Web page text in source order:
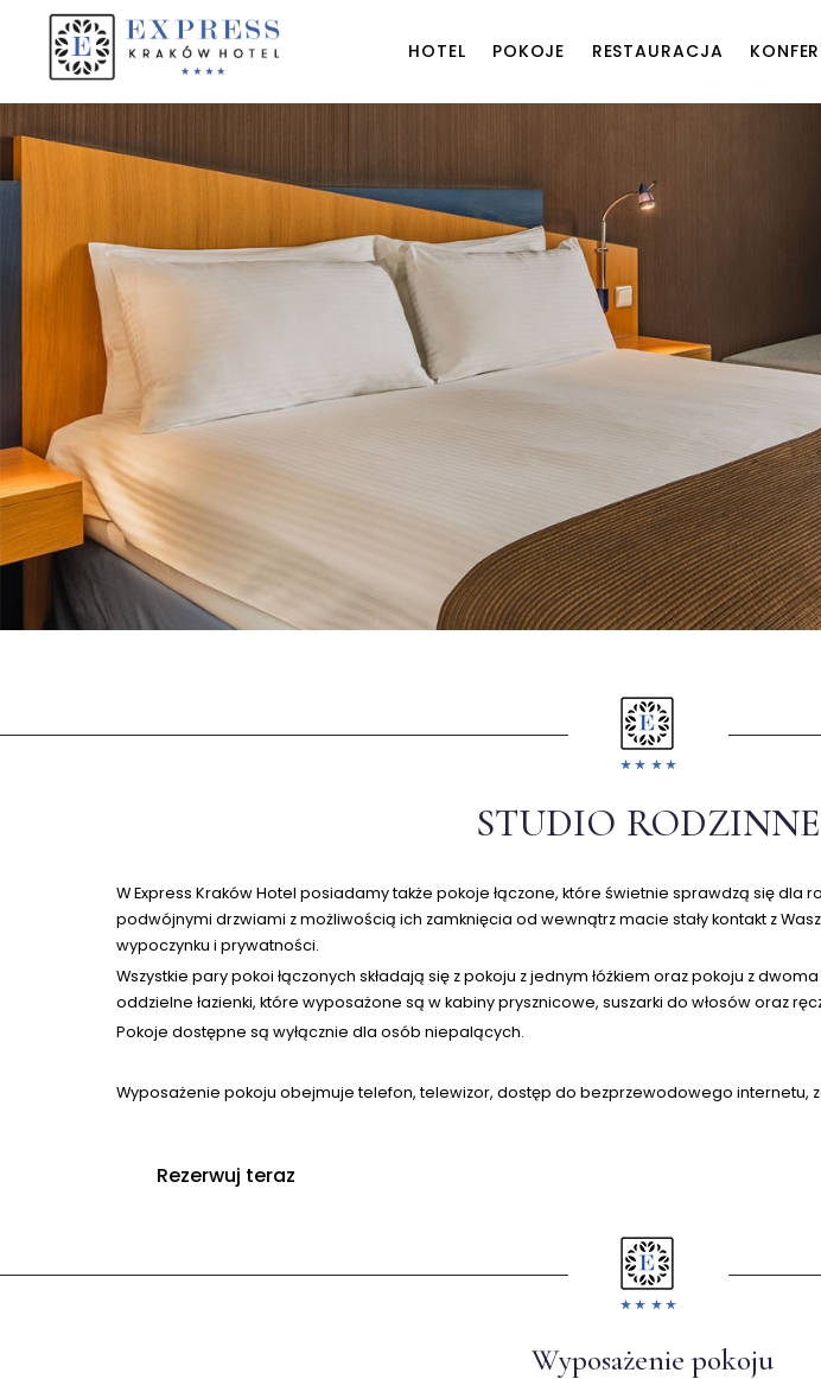
HOTEL POKOJE RESTAURACJA
STUDIO RODZINNE
W Express Kraków Hotel posiadamy także pokoje łączone, które świetnie sprawdzą się dla
podwójnymi drzwiami z możliwością ich zamknięcia od wewnątrz macie stały kontakt z
wypoczynku i prywatności.
Wszystkie pary pokoi łączonych składają się z pokoju z jednym łóżkiem oraz pokoju z
oddzielne łazienki, które wyposażone są w kabiny prysznicowe, suszarki do włosów oraz
Pokoje dostępne są wyłącznie dla osób niepalących.
Wyposażenie pokoju obejmuje telefon, telewizor, dostęp do bezprzewodowego internetu,
Rezerwuj teraz
Wyposażenie pokoju